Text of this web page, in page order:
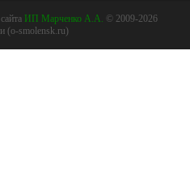
ИП Марченко А.А. © 2009-2026
(o-smolensk.ru)